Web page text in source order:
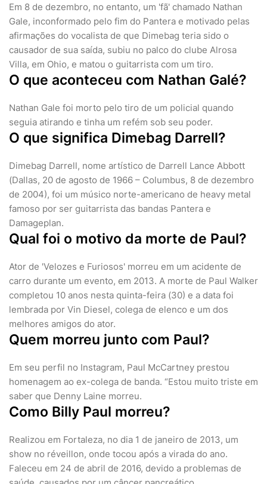
Em 8 de dezembro, no entanto, um 'fã' chamado Nathan
Gale, inconformado pelo fim do Pantera e motivado pelas
afirmações do vocalista de que Dimebag teria sido o
causador de sua saída, subiu no palco do clube Alrosa
Villa, em Ohio, e matou o guitarrista com um tiro.
O que aconteceu com Nathan Galé?
Nathan Gale foi morto pelo tiro de um policial quando
seguia atirando e tinha um refém sob seu poder.
O que significa Dimebag Darrell?
Dimebag Darrell, nome artístico de Darrell Lance Abbott
(Dallas, 20 de agosto de 1966 – Columbus, 8 de dezembro
de 2004), foi um músico norte-americano de heavy metal
famoso por ser guitarrista das bandas Pantera e
Damageplan.
Qual foi o motivo da morte de Paul?
Ator de 'Velozes e Furiosos' morreu em um acidente de
carro durante um evento, em 2013. A morte de Paul Walker
completou 10 anos nesta quinta-feira (30) e a data foi
lembrada por Vin Diesel, colega de elenco e um dos
melhores amigos do ator.
Quem morreu junto com Paul?
Em seu perfil no Instagram, Paul McCartney prestou
homenagem ao ex-colega de banda. “Estou muito triste em
saber que Denny Laine morreu.
Como Billy Paul morreu?
Realizou em Fortaleza, no dia 1 de janeiro de 2013, um
show no réveillon, onde tocou após a virada do ano.
Faleceu em 24 de abril de 2016, devido a problemas de